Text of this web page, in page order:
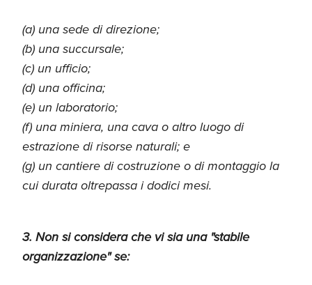
(a) una sede di direzione;
(b) una succursale;
(c) un ufficio;
(d) una officina;
(e) un laboratorio;
(f) una miniera, una cava o altro luogo di
estrazione di risorse naturali; e
(g) un cantiere di costruzione o di montaggio la
cui durata oltrepassa i dodici mesi.
3. Non si considera che vi sia una "stabile
organizzazione" se: